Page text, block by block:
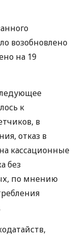
возобновлено
на 19
к
в
отказ в
кассационные
без
по мнению